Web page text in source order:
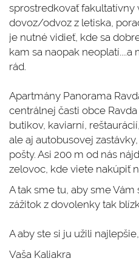
sprostredkovať fakultatívny
dovoz/odvoz z letiska,
je nutné vidieť, kde sa
kam sa naopak
rád.
Apartmány Panorama
centrálnej časti obce
butikov, kaviarní,
ale aj autobusovej
pošty. Asi 200 m od nás
zelovoc, kde viete nakúpiť
A tak sme tu, aby sme
zážitok z dovolenky tak
A aby ste si ju užili najlepšie,
Vaša Kaliakra